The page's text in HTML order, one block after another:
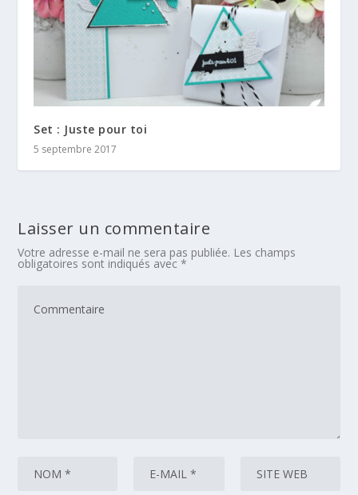
Set : Juste pour toi
5 septembre 2017
Laisser un commentaire
Votre adresse e-mail ne sera pas publiée. Les champs
obligatoires sont indiqués avec*